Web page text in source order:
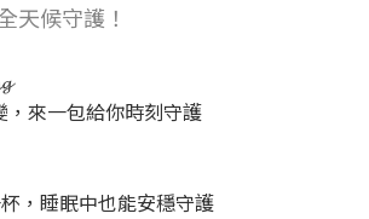
天候守護！
，來一包給你時刻守護
，睡眠中也能安穩守護